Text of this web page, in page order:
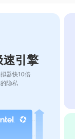
速引擎
器快10倍
隐私